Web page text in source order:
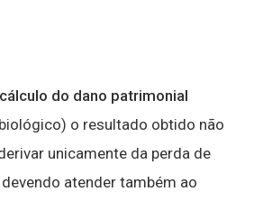
cálculo do dano patrimonial
o resultado obtido não
unicamente da perda de
atender também ao